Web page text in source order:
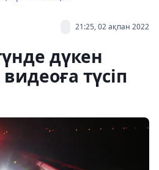
21:25, 02 ақпан 2022
дүкен
түсіп